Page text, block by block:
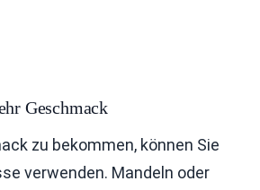
Geschmack
zu bekommen, können Sie
verwenden. Mandeln oder